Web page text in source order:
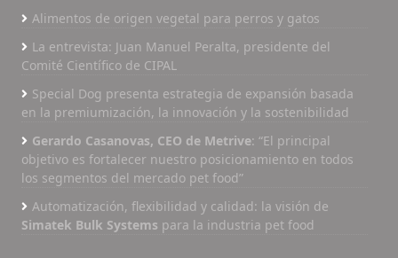
Alimentos de origen vegetal para perros y gatos
La entrevista: Juan Manuel Peralta, presidente del
Comité Científico de CIPAL
Special Dog presenta estrategia de expansión basada
en la premiumización, la innovación y la sostenibilidad
Gerardo Casanovas, CEO de Metrive: “El principal
objetivo es fortalecer nuestro posicionamiento en todos
los segmentos del mercado pet food”
Automatización, flexibilidad y calidad: la visión de
Simatek Bulk Systems para la industria pet food